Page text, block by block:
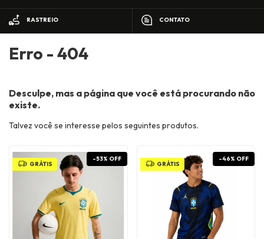
RASTREIO CONTATO
Erro - 404
Desculpe, mas a página que você está procurando não
existe.
Talvez você se interesse pelos seguintes produtos.
GRÁTIS
-53% OFF
GRÁTIS
-46% OFF